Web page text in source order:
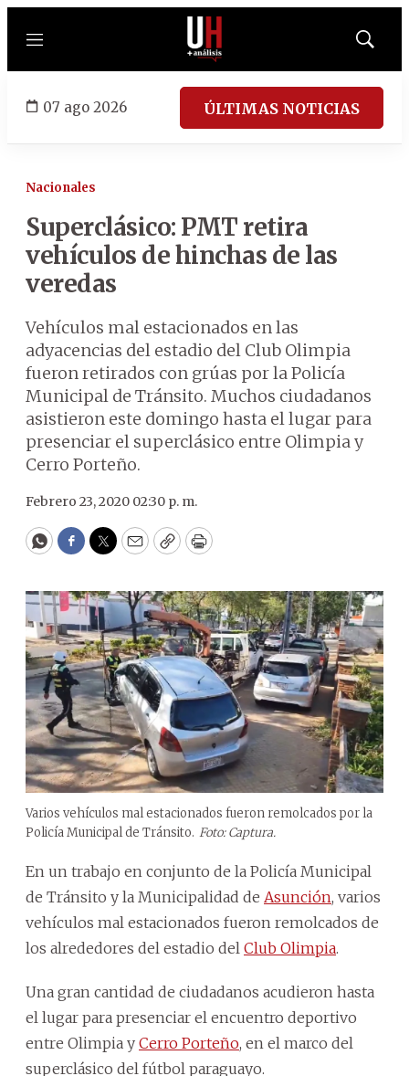
Menú
Mostrar
07 ago 2026 ÚLTIMAS NOTICIAS
Nacionales
Superclásico: PMT retira
vehículos de hinchas de las
veredas
Vehículos mal estacionados en las
adyacencias del estadio del Club Olimpia
fueron retirados con grúas por la Policía
Municipal de Tránsito. Muchos ciudadanos
asistieron este domingo hasta el lugar para
presenciar el superclásico entre Olimpia y
Cerro Porteño.
Febrero 23, 2020 02:30 p. m.
WhatsApp
Facebook
Twitter
EmailCopyPrint
Varios vehículos mal estacionados fueron remolcados por la
Policía Municipal de Tránsito. Foto: Captura.
En un trabajo en conjunto de la Policía Municipal
de Tránsito y la Municipalidad de Asunción, varios
vehículos mal estacionados fueron remolcados de
los alrededores del estadio del Club Olimpia.
Una gran cantidad de ciudadanos acudieron hasta
el lugar para presenciar el encuentro deportivo
entre Olimpia y Cerro Porteño, en el marco del
superclásico del fútbol paraguayo.